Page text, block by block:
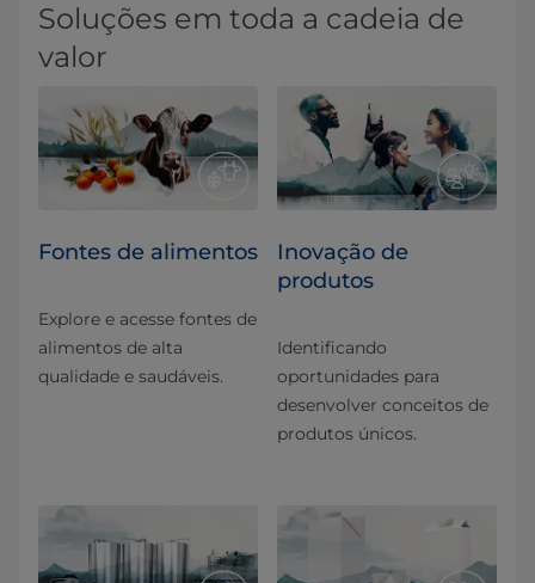
Soluções em toda a cadeia de
valor
Fontes de alimentos
Explore e acesse fontes de
alimentos de alta
qualidade e saudáveis.
Inovação de
produtos
Identificando
oportunidades para
desenvolver conceitos de
produtos únicos.